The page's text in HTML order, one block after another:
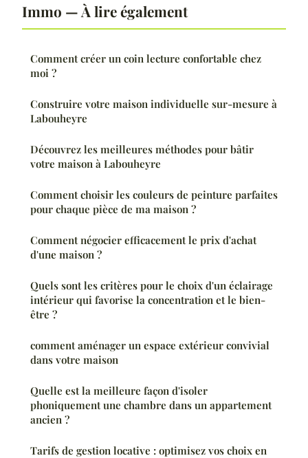
Immo — À lire également
Comment créer un coin lecture confortable chez
moi ?
Construire votre maison individuelle sur-mesure à
Labouheyre
Découvrez les meilleures méthodes pour bâtir
votre maison à Labouheyre
Comment choisir les couleurs de peinture parfaites
pour chaque pièce de ma maison ?
Comment négocier efficacement le prix d'achat
d'une maison ?
Quels sont les critères pour le choix d'un éclairage
intérieur qui favorise la concentration et le bien-
être ?
comment aménager un espace extérieur convivial
dans votre maison
Quelle est la meilleure façon d'isoler
phoniquement une chambre dans un appartement
ancien ?
Tarifs de gestion locative : optimisez vos choix en